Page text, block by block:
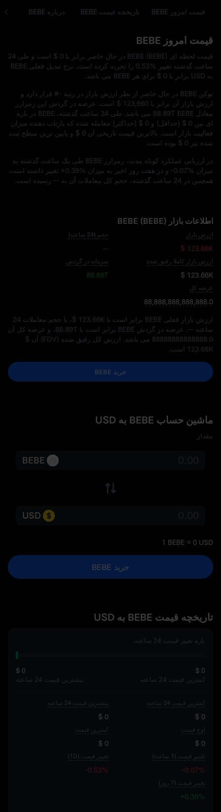
قیمت امروز BEBE تاریخچه قیمت BEBE درباره BEBE
قیمت امروز BEBE
قیمت لحظه‌ ای BEBE (BEBE) در حال حاضر برابر با $ 0
است و طی 24
ساعت گذشته تغییر
0.53%
را تجربه کرده است. نرخ تبدیل فعلی BEBE
به USD برابر با
$ 0 برای هر BEBE می‌ باشد.
توکن BEBE در حال حاضر از نظر ارزش بازار در رتبه #- قرار دارد و
ارزش بازار آن برابر با $ 123,660 است. عرضه در گردش این رمزارز
معادل 88.89T BEBE
می‌ باشد. طی 24 ساعت گذشته، BEBE در بازه‌
ای بین $ 0 (حداقل) و $ 0 (حداکثر) معامله شده که بازتاب‌ دهنده میزان
فعالیت بازار است. بالاترین قیمت تاریخی آن $ 0 و پایین‌ ترین سطح ثبت‌
شده نیز $ 0 بوده است.
در ارزیابی عملکرد کوتاه‌ مدت، رمزارز BEBE طی یک ساعت گذشته به
میزان -0.07% و در هفت روز اخیر به میزان +0.39% تغییر داشته است.
همچنین در 24 ساعت گذشته، حجم کل معاملات آن به
-- رسیده است.
اطلاعات بازار BEBE (BEBE)
ارزش بازار
$ 123.66K
حجم (24 ساعته)
--
ارزش بازار کاملا رقیق شده
$ 123.66K
سرمایه در گردش
88.89T
عرضه کل
88,888,888,888,888.0
ارزش بازار فعلی BEBE برابر است با $ 123.66K
، با حجم معاملات 24
ساعته -- . عرضه در گردش BEBE برابر است با 88.89T، و عرضه کل آن
88888888888888.0 می‌ باشد. ارزش کل رقیق‌ شده (FDV) آن
$
123.66K است.
خرید BEBE
ماشین حساب BEBE به USD
مقدار
BEBE
USD
1 BEBE = 0 USD
خرید BEBE
تاریخچه قیمت BEBE به USD
بازه تغییر قیمت 24 ساعته:
$ 0
کمترین قیمت 24 ساعته
$ 0
بیشترین قیمت 24 ساعته
کمترین قیمت 24 ساعته
$ 0
بیشترین قیمت 24 ساعته
$ 0
اوج قیمت
$ 0
کمترین قیمت
$ 0
تغییر قیمت (1 ساعته)
-0.07%
تغییر قیمت (1D)
-0.53%
تغییر قیمت (7 روز)
+0.39%